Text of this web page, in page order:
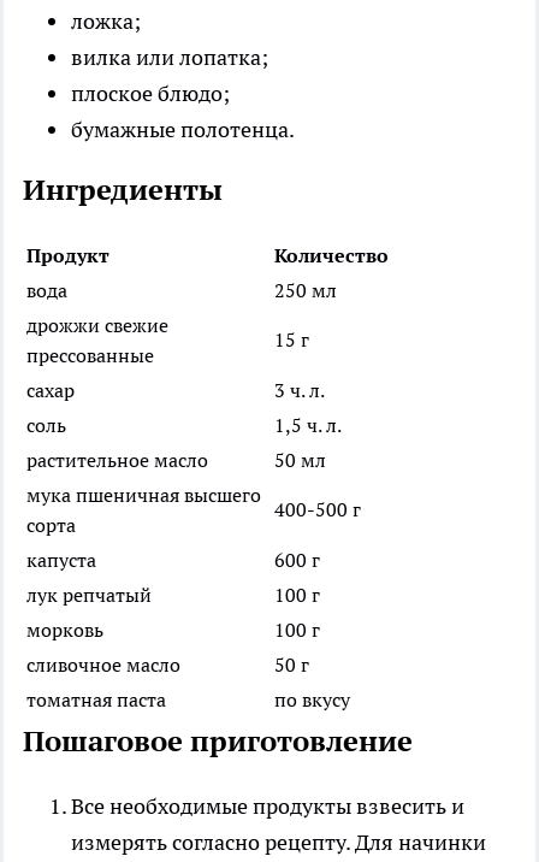
ложка;
вилка или лопатка;
плоское блюдо;
бумажные полотенца.
Ингредиенты
Продукт
Количество
вода
250 мл
дрожжи свежие
прессованные
15 г
сахар
3 ч. л.
соль
1,5 ч. л.
растительное масло
50 мл
мука пшеничная высшего
сорта
400-500 г
капуста
600 г
лук репчатый
100 г
морковь
100 г
сливочное масло
50 г
томатная паста
по вкусу
Пошаговое приготовление
Все необходимые продукты взвесить и
измерять согласно рецепту. Для начинки